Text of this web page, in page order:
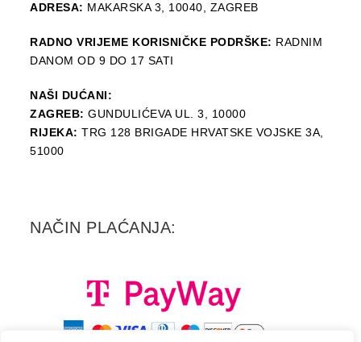
ADRESA: MAKARSKA 3, 10040, ZAGREB
RADNO VRIJEME KORISNIČKE PODRŠKE: RADNIM
DANOM OD 9 DO 17 SATI
NAŠI DUĆANI:
ZAGREB: GUNDULIĆEVA UL. 3, 10000
RIJEKA: TRG 128 BRIGADE HRVATSKE VOJSKE 3A,
51000
NAČIN PLAĆANJA: